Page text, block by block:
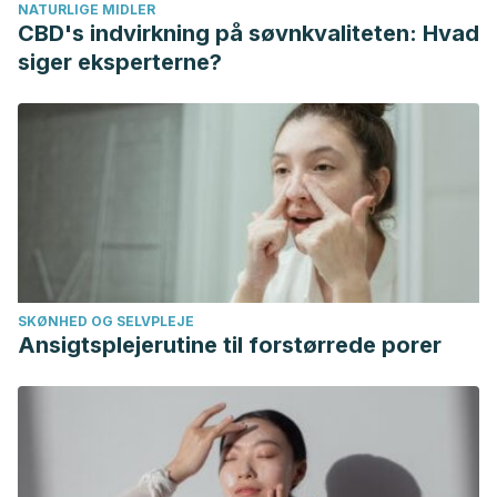
espinas (Euphorbia milii).
Hospital de Salud Infantil de
https://www.childrens.health.qld.gov.au/poisonous-plant-
crown-thorns-euphorbia-milii/
Islam, N. U., Khan, I., Rauf, A., Muhammad, N., Shahid, M., &
Shah, M. R. (2015). Antinociceptive, muscle relaxant and
sedative activities of gold nanoparticles generated by
methanolic extract of Euphorbia milii. BMC complementary
15
(1), 1-11.
Municipalidad de Miraflores. Corona de Cristo.
Municipalidad de Miraflores
https://www.miraflores.gob.pe/parque-
bicentenario/corona-de-cristo/
Naturaleza Tropical. Mis plantas no florecen. ¿Por qué?
Naturaleza Tropical
. https://naturalezatropical.com/mis-
plantas-no-florecen/
NATURLIGE MIDLER
CBD's indvirkning på søvnkvaliteten: Hvad
siger eksperterne?
SKØNHED OG SELVPLEJE
Ansigtsplejerutine til forstørrede porer